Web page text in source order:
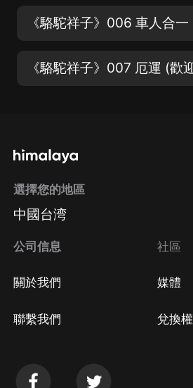
選擇您的地區
中國台湾
公司信息
關於我們
聯繫我們
社區
媒體
兌換